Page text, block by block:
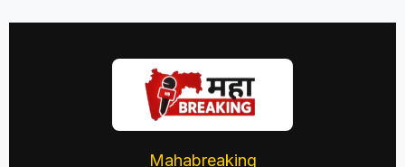
Mahabreaking